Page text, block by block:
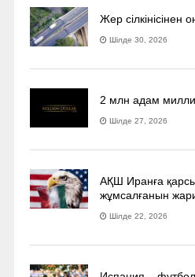
Жер сілкінісінен
Шілде 30, 2026
2 млн адам
Шілде 27, 2026
АҚШ Иранға
жұмсалғанын
Шілде 22, 2026